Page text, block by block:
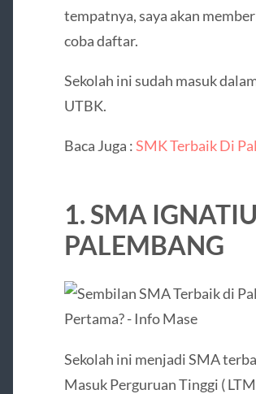
tempatnya, saya akan
coba daftar.
Sekolah ini sudah masuk
UTBK.
Baca Juga :SMK Terbaik Di
1. SMA
PALEMBANG
Sekolah ini menjadi SMA
Masuk Perguruan Tinggi (